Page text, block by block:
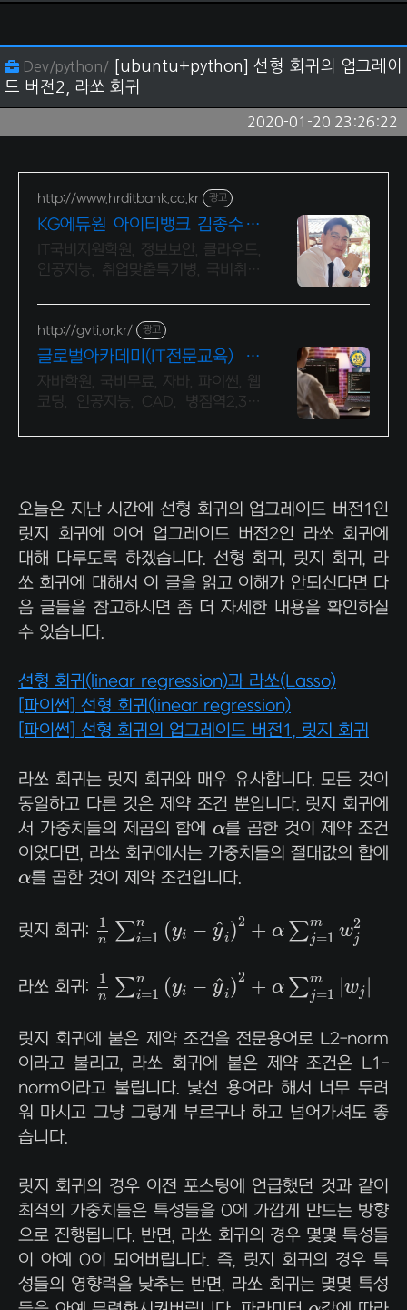
Dev/python/ [ubuntu+python] 선형 회귀의 업그레이
드 버전2, 라쏘 회귀
2020-01-20 23:26:22
http://www.hrditbank.co.kr 광고
KG에듀원 아이티뱅크 김종수 2
7년경력전문가 IT취업상담
IT국비지원학원, 정보보안, 클라우드,
인공지능, 취업맞춤특기병, 국비취업
http://gvti.or.kr/ 광고
글로벌아카데미(IT전문교육) 고
용노동부지정 우수훈련기관
자바학원, 국비무료, 자바, 파이썬, 웹
코딩, 인공지능, CAD, 병점역2,3번
오늘은 지난 시간에 선형 회귀의 업그레이드 버전1인
릿지 회귀에 이어 업그레이드 버전2인 라쏘 회귀에
대해 다루도록 하겠습니다. 선형 회귀, 릿지 회귀, 라
쏘 회귀에 대해서 이 글을 읽고 이해가 안되신다면 다
음 글들을 참고하시면 좀 더 자세한 내용을 확인하실
수 있습니다.
선형 회귀(linear regression)과 라쏘(Lasso)
[파이썬] 선형 회귀(linear regression)
[파이썬] 선형 회귀의 업그레이드 버전1, 릿지 회귀
라쏘 회귀는 릿지 회귀와 매우 유사합니다. 모든 것이
동일하고 다른 것은 제약 조건 뿐입니다. 릿지 회귀에
서 가중치들의 제곱의 합에 α
α를 곱한 것이 제약 조건
이었다면, 라쏘 회귀에서는 가중치들의 절대값의 합에
α
α를 곱한 것이 제약 조건입니다.
릿지 회귀: 1
n ∑n
i=1 (yi − ^
yi)2 + α ∑m
j=1 w2
j
1 n∑i= n y ^i) ∑j=1 w
라쏘 회귀: 1
n ∑n
i=1 (yi − ^
yi)2 + α ∑m
j=1 |wj |
1 n∑i= n y ^i) ∑j=1 m w
릿지 회귀에 붙은 제약 조건을 전문용어로 L2-norm
이라고 불리고, 라쏘 회귀에 붙은 제약 조건은 L1-
norm이라고 불립니다. 낯선 용어라 해서 너무 두려
워 마시고 그냥 그렇게 부르구나 하고 넘어가셔도 좋
습니다.
릿지 회귀의 경우 이전 포스팅에 언급했던 것과 같이
최적의 가중치들은 특성들을 0에 가깝게 만드는 방향
으로 진행됩니다. 반면, 라쏘 회귀의 경우 몇몇 특성들
이 아예 0이 되어버립니다. 즉, 릿지 회귀의 경우 특
성들의 영향력을 낮추는 반면, 라쏘 회귀는 몇몇 특성